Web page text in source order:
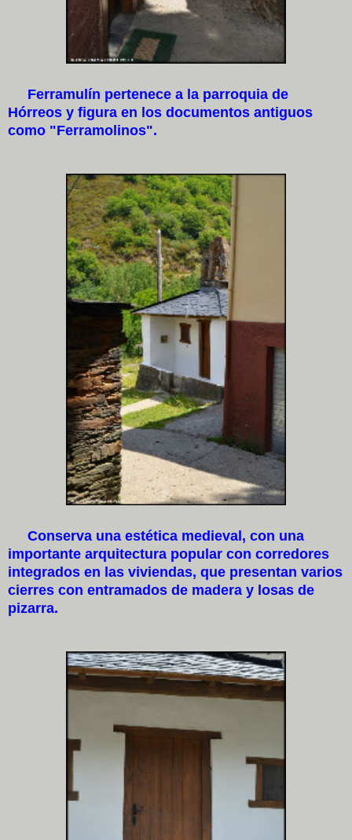
Ferramulín pertenece a la parroquia de
Hórreos y figura en los documentos antiguos
como "Ferramolinos".
Conserva una estética medieval, con una
importante arquitectura popular con corredores
integrados en las viviendas, que presentan varios
cierres con entramados de madera y losas de
pizarra.